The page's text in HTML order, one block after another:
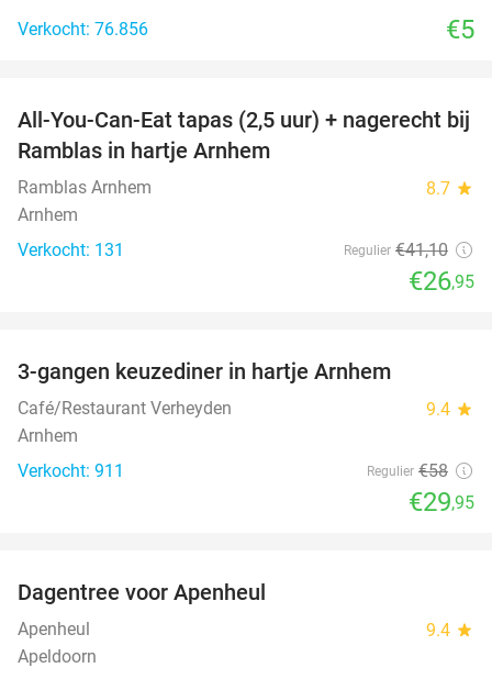
Verkocht: 76.856
€5
34%
All-You-Can-Eat tapas (2,5 uur) + nagerecht bij
Ramblas in hartje Arnhem
Ramblas Arnhem 8.7 star
Arnhem
Verkocht: 131
Regulier €41,10
€26,95
3-gangen keuzediner in hartje Arnhem
Café/Restaurant Verheyden 9.4 star
Arnhem
Verkocht: 911
Regulier €58
€29,95
Dagentree voor Apenheul
Apenheul 9.4 star
Apeldoorn